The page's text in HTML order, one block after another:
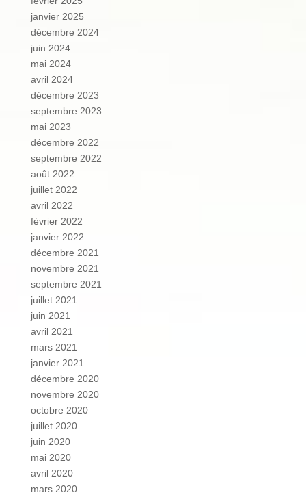
janvier 2025
décembre 2024
juin 2024
mai 2024
avril 2024
décembre 2023
septembre 2023
mai 2023
décembre 2022
septembre 2022
août 2022
juillet 2022
avril 2022
février 2022
janvier 2022
décembre 2021
novembre 2021
septembre 2021
juillet 2021
juin 2021
avril 2021
mars 2021
janvier 2021
décembre 2020
novembre 2020
octobre 2020
juillet 2020
juin 2020
mai 2020
avril 2020
mars 2020